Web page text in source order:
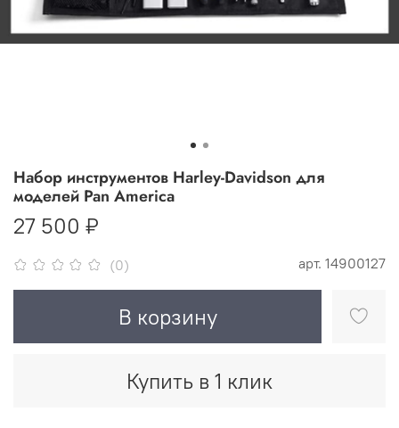
(0) арт. 14900127
Набор инструментов Harley-Davidson для
моделей Pan America
27 500 ₽
В корзину
Купить в 1 клик